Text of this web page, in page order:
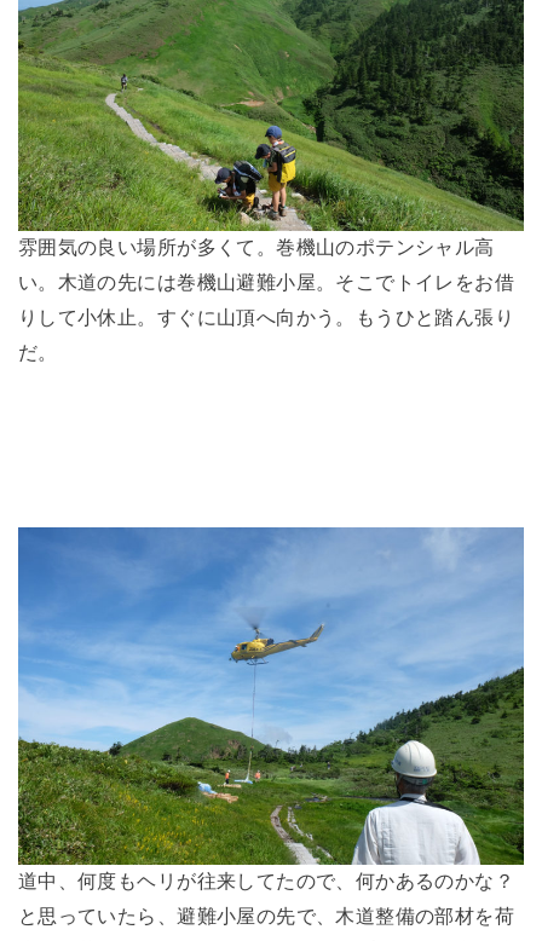
雰囲気の良い場所が多くて。巻機山のポテンシャル高
い。木道の先には巻機山避難小屋。そこでトイレをお借
りして小休止。すぐに山頂へ向かう。もうひと踏ん張り
だ。
道中、何度もヘリが往来してたので、何かあるのかな？
と思っていたら、避難小屋の先で、木道整備の部材を荷